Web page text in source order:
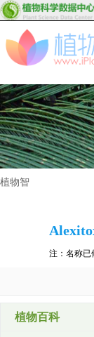
植物智
注：名称已
植物百科